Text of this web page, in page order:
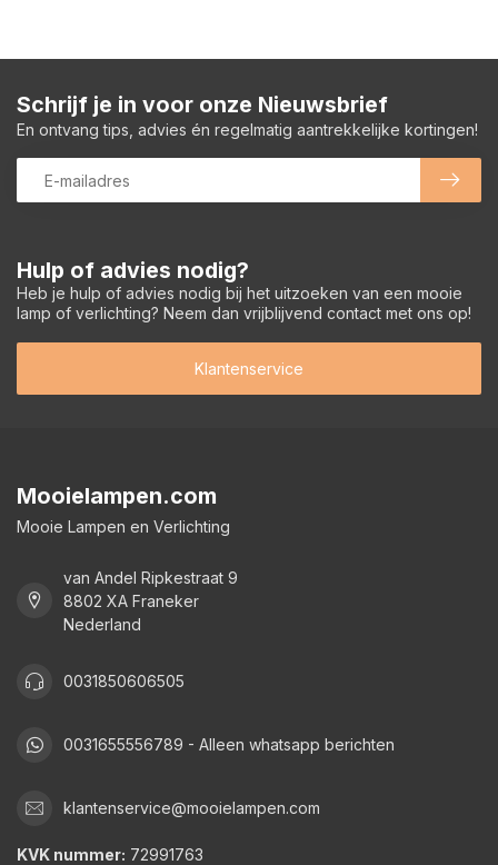
Hulp of advies nodig?
Heb je hulp of advies nodig bij het uitzoeken van een mooie
lamp of verlichting? Neem dan vrijblijvend contact met ons op!
Klantenservice
Schrijf je in voor onze Nieuwsbrief
En ontvang tips, advies én regelmatig aantrekkelijke kortingen!
Mooielampen.com
Mooie Lampen en Verlichting
van Andel Ripkestraat 9
8802 XA Franeker
Nederland
0031850606505
0031655556789 - Alleen whatsapp berichten
klantenservice@mooielampen.com
KVK nummer: 72991763